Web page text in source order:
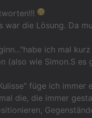
war die Lösung. Da
ich mal
(also wie Simon.S
füge ich
die, die immer